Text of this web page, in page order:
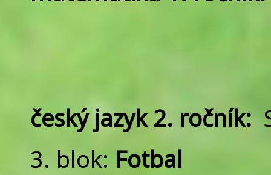
český jazyk 2. ročník:
3. blok: Fotbal